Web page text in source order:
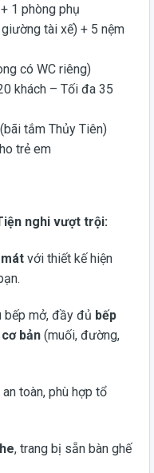
1 phòng phụ
tài xế) + 5 nệm
có WC riêng)
khách – Tối đa 35
tắm Thủy Tiên)
trẻ em
nghi vượt trội:
với thiết kế hiện
bếp mở, đầy đủ bếp
bản(muối, đường,
toàn, phù hợp tổ
, trang bị sẵn bàn ghế